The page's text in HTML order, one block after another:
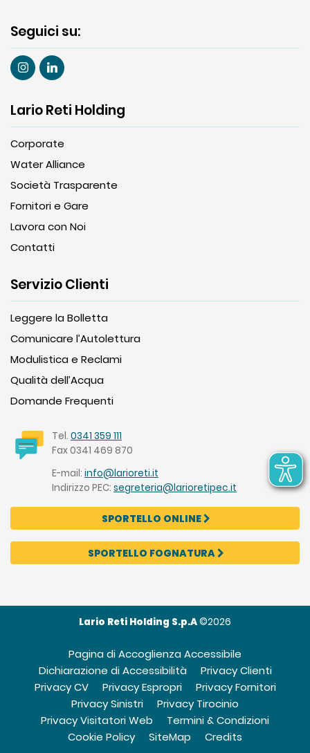
Seguici su:
Lario Reti Holding
Corporate
Water Alliance
Società Trasparente
Fornitori e Gare
Lavora con Noi
Contatti
Servizio Clienti
Leggere la Bolletta
Comunicare l’Autolettura
Modulistica e Reclami
Qualità dell’Acqua
Domande Frequenti
Tel. 0341 359 111
Fax 0341 469 870
E-mail: info@larioreti.it
Indirizzo PEC: segreteria@larioretipec.it
SPORTELLO ONLINE
SPORTELLO FOGNATURA
Lario Reti Holding S.p.A©2026
Pagina di Accoglienza Accessibile
Dichiarazione di Accessibilità
Privacy Clienti
Privacy CV
Privacy Espropri
Privacy Fornitori
Privacy Sinistri
Privacy Tirocinio
Privacy Visitatori Web
Termini & Condizioni
Cookie Policy
SiteMap Credits